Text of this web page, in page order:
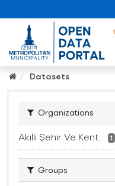
Datasets
Organizations
Akıllı Şehir Ve Kent... 1
Groups